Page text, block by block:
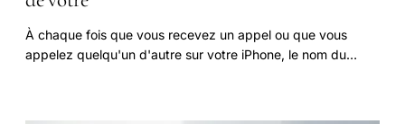
À chaque fois que vous recevez un appel ou que vous
appelez quelqu'un d'autre sur votre iPhone, le nom du